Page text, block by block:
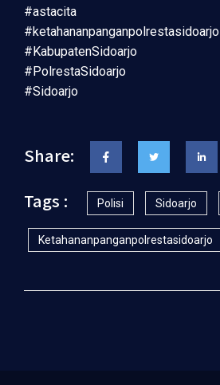
#astacita
#ketahananpanganpolrestasidoarjo
#KabupatenSidoarjo
#PolrestaSidoarjo
#Sidoarjo
Share:
Tags :
Polisi Sidoarjo
Ketahananpanganpolrestasidoarjo